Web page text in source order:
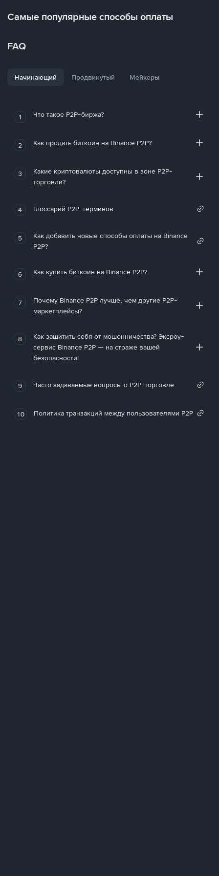
Самые популярные способы оплаты
FAQ
Начинающий Продвинутый Мейкеры
1 Что такое P2P-биржа?
2 Как продать биткоин на Binance P2P?
3
Какие криптовалюты доступны в зоне P2P-
торговли?
4 Глоссарий P2P-терминов
5
Как добавить новые способы оплаты на Binance
P2P?
6 Как купить биткоин на Binance P2P?
7
Почему Binance P2P лучше, чем другие P2P-
маркетплейсы?
8
Как защитить себя от мошенничества? Эксроу-
сервис Binance P2P — на страже вашей
безопасности!
9 Часто задаваемые вопросы о P2P-торговле
10 Политика транзакций между пользователями P2P